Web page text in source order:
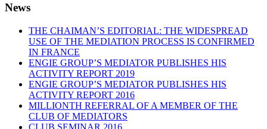
News
THE CHAIMAN’S EDITORIAL: THE WIDESPREAD
USE OF THE MEDIATION PROCESS IS CONFIRMED
IN FRANCE
ENGIE GROUP’S MEDIATOR PUBLISHES HIS
ACTIVITY REPORT 2019
ENGIE GROUP’S MEDIATOR PUBLISHES HIS
ACTIVITY REPORT 2016
MILLIONTH REFERRAL OF A MEMBER OF THE
CLUB OF MEDIATORS
CLUB SEMINAR 2016